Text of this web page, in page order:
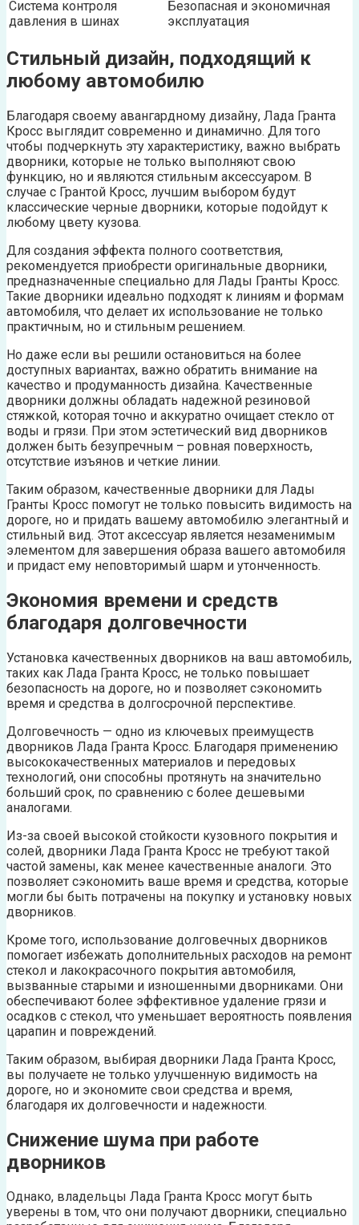
Система контроля
давления в шинах
Безопасная и экономичная
эксплуатация
Стильный дизайн, подходящий к
любому автомобилю
Благодаря своему авангардному дизайну, Лада Гранта
Кросс выглядит современно и динамично. Для того
чтобы подчеркнуть эту характеристику, важно выбрать
дворники, которые не только выполняют свою
функцию, но и являются стильным аксессуаром. В
случае с Грантой Кросс, лучшим выбором будут
классические черные дворники, которые подойдут к
любому цвету кузова.
Для создания эффекта полного соответствия,
рекомендуется приобрести оригинальные дворники,
предназначенные специально для Лады Гранты Кросс.
Такие дворники идеально подходят к линиям и формам
автомобиля, что делает их использование не только
практичным, но и стильным решением.
Но даже если вы решили остановиться на более
доступных вариантах, важно обратить внимание на
качество и продуманность дизайна. Качественные
дворники должны обладать надежной резиновой
стяжкой, которая точно и аккуратно очищает стекло от
воды и грязи. При этом эстетический вид дворников
должен быть безупречным – ровная поверхность,
отсутствие изъянов и четкие линии.
Таким образом, качественные дворники для Лады
Гранты Кросс помогут не только повысить видимость на
дороге, но и придать вашему автомобилю элегантный и
стильный вид. Этот аксессуар является незаменимым
элементом для завершения образа вашего автомобиля
и придаст ему неповторимый шарм и утонченность.
Экономия времени и средств
благодаря долговечности
Установка качественных дворников на ваш автомобиль,
таких как Лада Гранта Кросс, не только повышает
безопасность на дороге, но и позволяет сэкономить
время и средства в долгосрочной перспективе.
Долговечность — одно из ключевых преимуществ
дворников Лада Гранта Кросс. Благодаря применению
высококачественных материалов и передовых
технологий, они способны протянуть на значительно
больший срок, по сравнению с более дешевыми
аналогами.
Из-за своей высокой стойкости кузовного покрытия и
солей, дворники Лада Гранта Кросс не требуют такой
частой замены, как менее качественные аналоги. Это
позволяет сэкономить ваше время и средства, которые
могли бы быть потрачены на покупку и установку новых
дворников.
Кроме того, использование долговечных дворников
помогает избежать дополнительных расходов на ремонт
стекол и лакокрасочного покрытия автомобиля,
вызванные старыми и изношенными дворниками. Они
обеспечивают более эффективное удаление грязи и
осадков с стекол, что уменьшает вероятность появления
царапин и повреждений.
Таким образом, выбирая дворники Лада Гранта Кросс,
вы получаете не только улучшенную видимость на
дороге, но и экономите свои средства и время,
благодаря их долговечности и надежности.
Снижение шума при работе
дворников
Однако, владельцы Лада Гранта Кросс могут быть
уверены в том, что они получают дворники, специально